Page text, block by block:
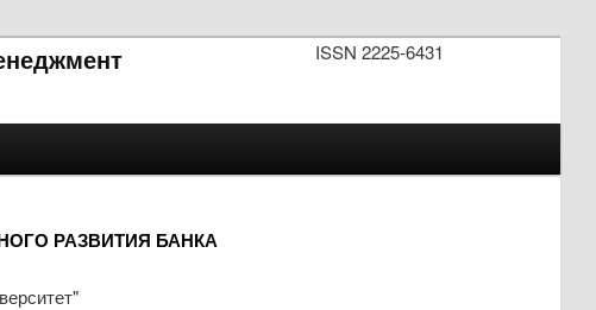
ISSN 2225-6431
РАЗВИТИЯ БАНКА